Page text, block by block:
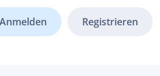
Registrieren